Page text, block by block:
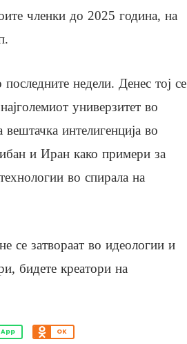
членки до 2025 година, на
недели. Денес тој се
универзитет во
интелигенција во
и Иран како примери за
во спирала на
се затвораат во идеологии и
бидете креатори на
OK